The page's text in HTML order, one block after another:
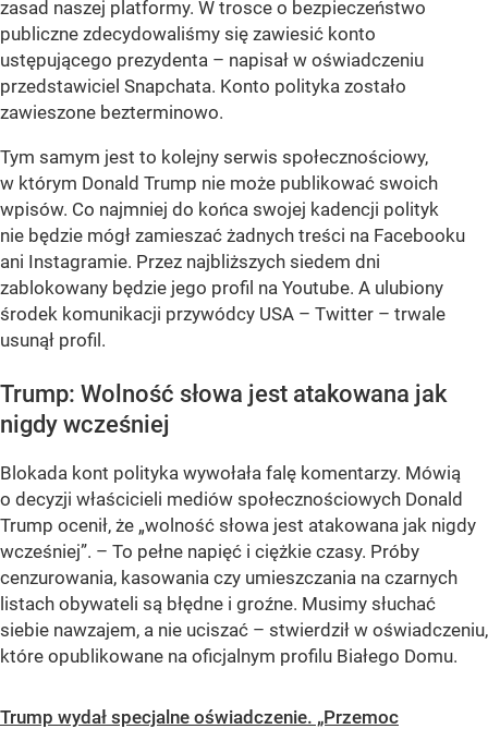
zasad naszej platformy. W trosce o bezpieczeństwo
publiczne zdecydowaliśmy się zawiesić konto
ustępującego prezydenta – napisał w oświadczeniu
przedstawiciel Snapchata. Konto polityka zostało
zawieszone bezterminowo.
Tym samym jest to kolejny serwis społecznościowy,
w którym Donald Trump nie może publikować swoich
wpisów. Co najmniej do końca swojej kadencji polityk
nie będzie mógł zamieszać żadnych treści na Facebooku
ani Instagramie. Przez najbliższych siedem dni
zablokowany będzie jego profil na Youtube. A ulubiony
środek komunikacji przywódcy USA – Twitter – trwale
usunął profil.
Trump: Wolność słowa jest atakowana jak
nigdy wcześniej
Blokada kont polityka wywołała falę komentarzy. Mówią
o decyzji właścicieli mediów społecznościowych Donald
Trump ocenił, że „wolność słowa jest atakowana jak nigdy
wcześniej”. – To pełne napięć i ciężkie czasy. Próby
cenzurowania, kasowania czy umieszczania na czarnych
listach obywateli są błędne i groźne. Musimy słuchać
siebie nawzajem, a nie uciszać – stwierdził w oświadczeniu,
które opublikowane na oficjalnym profilu Białego Domu.
Trump wydał specjalne oświadczenie. „Przemoc